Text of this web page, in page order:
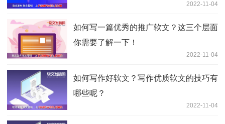
2022-11-04
如何写一篇优秀的推广软文？这三个层面
你需要了解一下！
2022-11-04
如何写作好软文？写作优质软文的技巧有
哪些呢？
2022-11-04